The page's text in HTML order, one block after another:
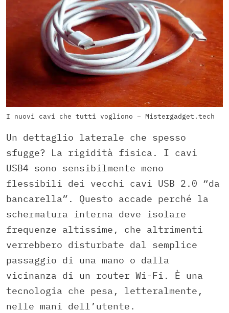
I nuovi cavi che tutti vogliono – Mistergadget.tech
Un dettaglio laterale che spesso
sfugge? La rigidità fisica. I cavi
USB4 sono sensibilmente meno
flessibili dei vecchi cavi USB 2.0 “da
bancarella”. Questo accade perché la
schermatura interna deve isolare
frequenze altissime, che altrimenti
verrebbero disturbate dal semplice
passaggio di una mano o dalla
vicinanza di un router Wi-Fi. È una
tecnologia che pesa, letteralmente,
nelle mani dell’utente.